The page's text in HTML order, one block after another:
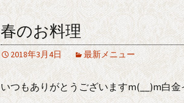
春のお料理
2018年3月4日 最新メニュー
いつもありがとうございますm(__)m白金